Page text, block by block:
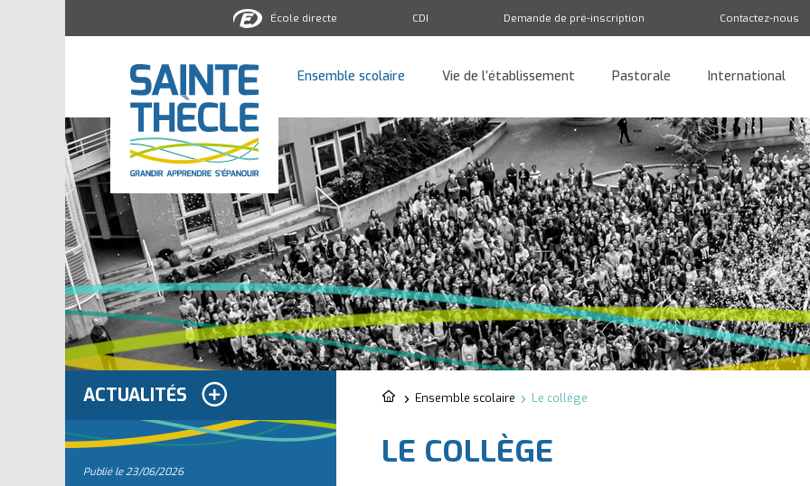
scolaire
Sainte-
Thècle
Ensemble scolaire Vie de l’établissement Pastorale International
École directe CDI Demande de pré-inscription Contactez-nous
Retour
Ensemble scolaire Le collège
LE COLLÈGE
ACTUALITÉS
Publié le23/06/2026